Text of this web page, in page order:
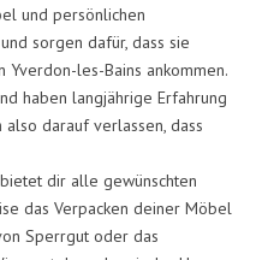
und persönlichen
sorgen dafür, dass sie
Yverdon-les-Bains ankommen.
haben langjährige Erfahrung
also darauf verlassen, dass
dir alle gewünschten
das Verpacken deiner Möbel
Sperrgut oder das